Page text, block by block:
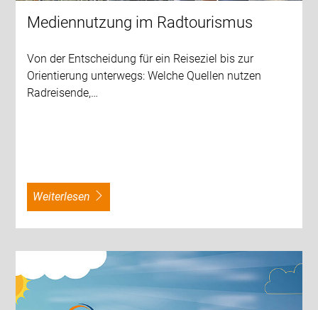
Mediennutzung im Radtourismus
Von der Entscheidung für ein Reiseziel bis zur
Orientierung unterwegs: Welche Quellen nutzen
Radreisende,…
weiterlesen